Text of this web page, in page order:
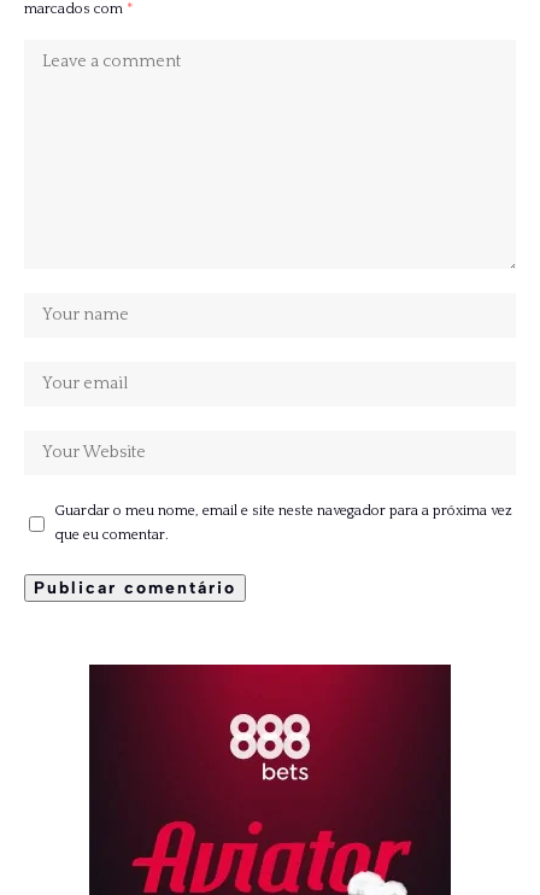
marcados com *
Guardar o meu nome, email e site neste navegador para a próxima vez
que eu comentar.